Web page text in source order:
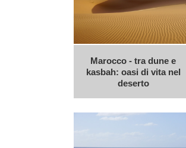
Marocco - tra dune e
kasbah: oasi di vita nel
deserto